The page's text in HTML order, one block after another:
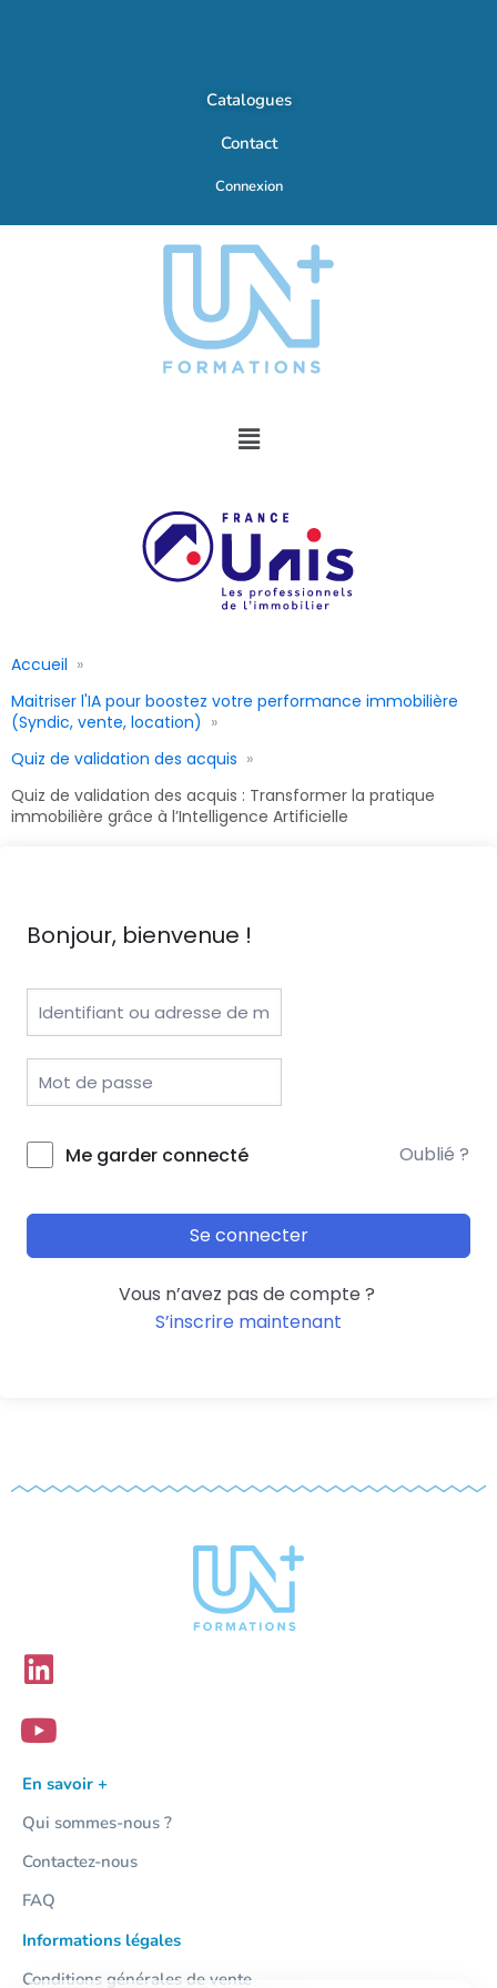
Catalogues
Contact
Connexion
Accueil
Maitriser l'IA pour boostez votre performance immobilière
(Syndic, vente, location)
Quiz de validation des acquis
Quiz de validation des acquis : Transformer la pratique
immobilière grâce à l’Intelligence Artificielle
Bonjour, bienvenue !
Me garder connecté Oublié ?
Se connecter
Vous n’avez pas de compte ?
S’inscrire maintenant
En savoir +
Qui sommes-nous ?
Contactez-nous
FAQ
Informations légales
Conditions générales de vente